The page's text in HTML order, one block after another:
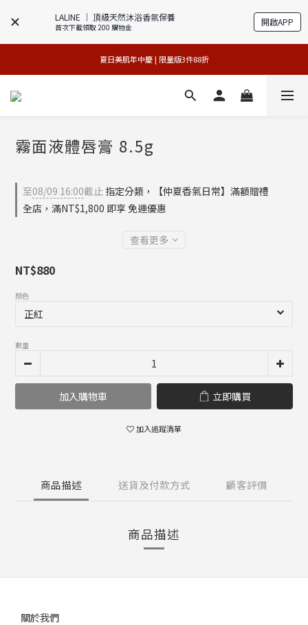
LALINE │ 頂級天然沐浴香氛保養
首次下載領取 200 購物金 開啟APP
官網獨享 | 滿額最高贈3件禮
專櫃加碼活動 | 舊包裝限時限量5折搶購
夏日美肌年中慶 | 限量版3件88折
官網獨享 | 滿額最高贈3件禮
霧面液體唇膏 8.5g
至08/09 16:00截止 指定分類，【仲夏香氣日常】滿額贈禮
全店，滿NT$1,800 即享 免運優惠
查看更多
NT$880
顏色
數量
加入購物車 立即購買
加入追蹤清單
商品描述 送貨及付款方式 顧客評價
商品描述
關於我們